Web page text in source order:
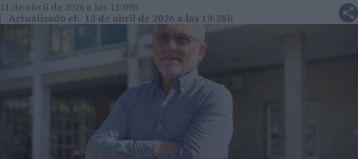
11 de abril de 2026 a las 11:09h
Actualizado el: 13 de abril de 2026 a las 19:38h